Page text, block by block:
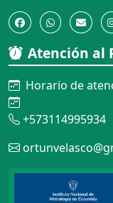
Atención al
Horario de
+573114995934